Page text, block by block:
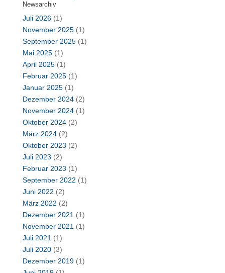
Newsarchiv
Juli 2026(1)
November 2025(1)
September 2025(1)
Mai 2025(1)
April 2025(1)
Februar 2025(1)
Januar 2025(1)
Dezember 2024(2)
November 2024(1)
Oktober 2024(2)
März 2024(2)
Oktober 2023 (2)
Juli 2023 (2)
Februar 2023 (1)
September 2022 (1)
Juni 2022 (2)
März 2022 (2)
Dezember 2021 (1)
November 2021 (1)
Juli 2021 (1)
Juli 2020(3)
Dezember 2019(1)